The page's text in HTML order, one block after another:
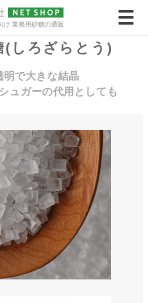
け 業務用砂糖の通販
双糖(しろざらとう)
(しろざらとう)
明で大きな結晶
ュガーの代用としても